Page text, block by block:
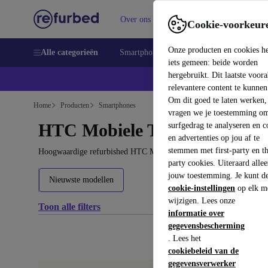
Cookie-
Onze producten en cookies
iets gemeen: beide worden
hergebruikt. Dit laatste
relevantere content te
Om dit goed te laten werken,
vragen we je toestemming
surfgedrag te analyseren en
en advertenties op jou af te
stemmen met first-party en
party cookies. Uiteraard
jouw toestemming. Je kunt
cookie-instellingen op elk
wijzigen. Lees onze
informatie over
gegevensbescherming
. Lees het
cookiebeleid van de
gegevensverwerker
Over ons Verkopen Support
Alle categorieën Smartphones Laptops Tablets
Home Producten Smartphones
HTC Mobiele Telefoons:
Hoogwaardige refurbished HTC Mobiele Telefoons voor een
Nieuwste modellen
Toon alle filters